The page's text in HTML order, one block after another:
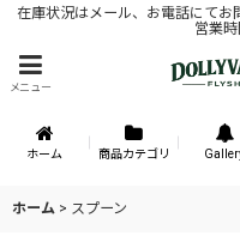
在庫状況はメール、お電話にてお
営業
メニュー
ホーム 商品カテゴリ
ホーム > スプーン